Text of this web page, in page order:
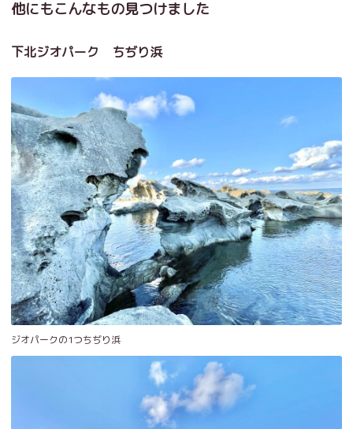
他にもこんなもの見つけました
下北ジオパーク ちぢり浜
ジオパークの1つちぢり浜